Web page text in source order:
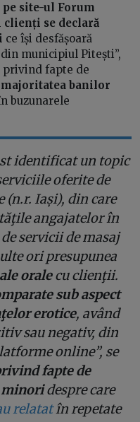
pe site-ul Forum
se declară
ce își desfășoară
municipiul Pitești”,
fapte de
majoritatea banilor
buzunarele
identificat un topic
oferite de
(n.r. Iași), din care
angajatelor în
servicii de masaj
ori presupunea
oralecu clienţii.
sub aspect
erotice, având
sau negativ, din
online”, se
fapte de
minoridespre care
relatatîn repetate